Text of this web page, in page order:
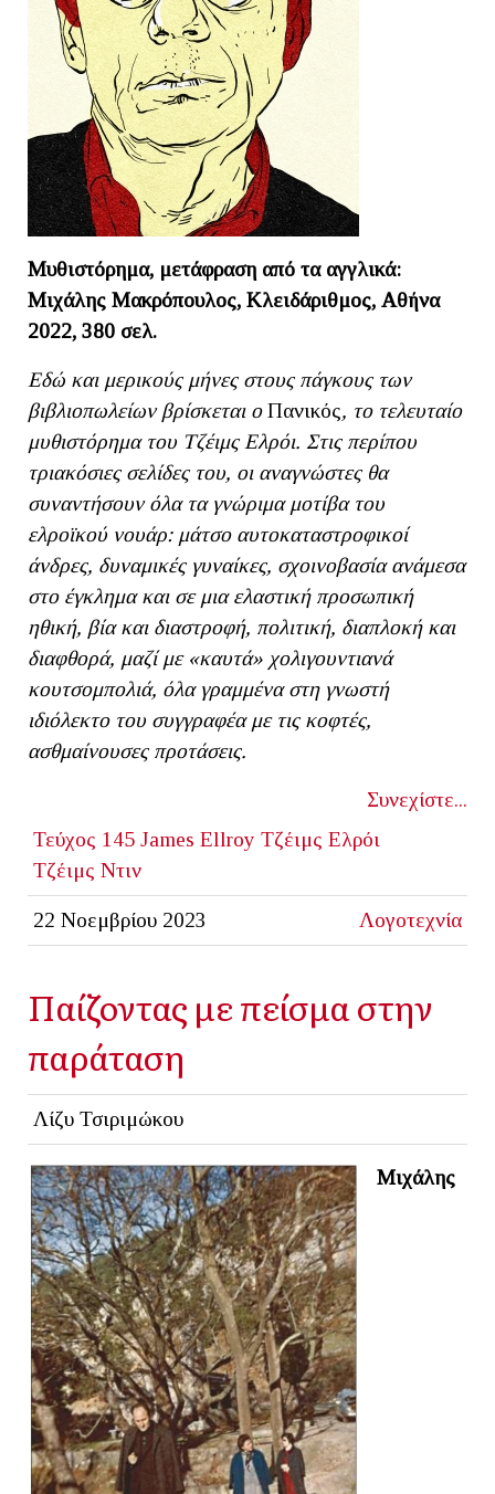
Μυθιστόρημα, μετάφραση από τα αγγλικά:
Μιχάλης Μακρόπουλος, Κλειδάριθμος, Αθήνα
2022, 380 σελ.
Εδώ και μερικούς μήνες στους πάγκους των
βιβλιοπωλείων βρίσκεται οΠανικός, το τελευταίο
μυθιστόρημα του Τζέιμς Ελρόι. Στις περίπου
τριακόσιες σελίδες του, οι αναγνώστες θα
συναντήσουν όλα τα γνώριμα μοτίβα του
ελροϊκού νουάρ: μάτσο αυτοκαταστροφικοί
άνδρες, δυναμικές γυναίκες, σχοινοβασία ανάμεσα
στο έγκλημα και σε μια ελαστική προσωπική
ηθική, βία και διαστροφή, πολιτική, διαπλοκή και
διαφθορά, μαζί με «καυτά» χολιγουντιανά
κουτσομπολιά, όλα γραμμένα στη γνωστή
ιδιόλεκτο του συγγραφέα με τις κοφτές,
ασθμαίνουσες προτάσεις.
Συνεχίστε...
Τεύχος 145 James Ellroy Τζέιμς Ελρόι
Τζέιμς Ντιν
22 Νοεμβρίου 2023 Λογοτεχνία
Παίζοντας με πείσμα στην
παράταση
Λίζυ Τσιριμώκου
Μιχάλης